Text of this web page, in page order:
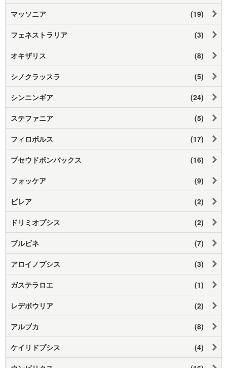
マッソニア (19)
フェネストラリア (3)
オキザリス (8)
シノクラッスラ (5)
シンニンギア (24)
ステファニア (5)
フィロボルス (17)
プセウドボンバックス (16)
フォッケア (9)
ピレア (2)
ドリミオプシス (2)
ブルビネ (7)
アロイノプシス (3)
ガステラロエ (1)
レデボウリア (2)
アルブカ (8)
ケイリドプシス (4)